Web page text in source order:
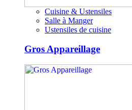
Cuisine & Ustensiles
Salle à Manger
Ustensiles de cuisine
Gros Appareillage